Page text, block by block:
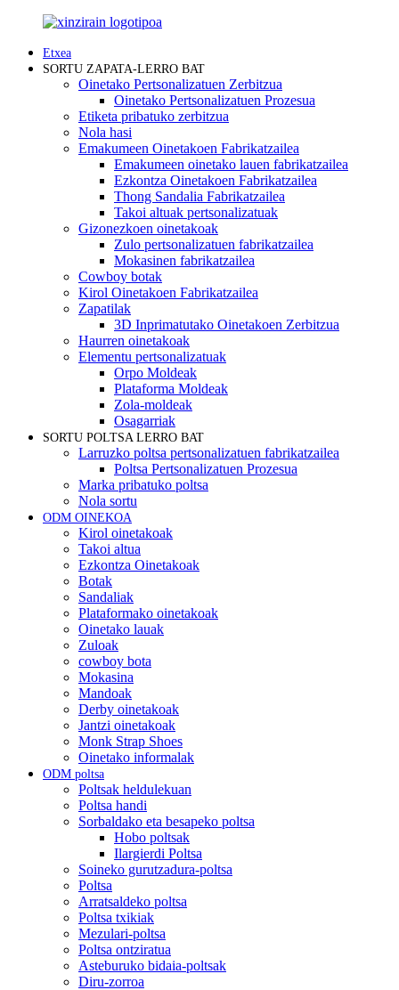
Etxea
SORTU ZAPATA-LERRO BAT
Oinetako Pertsonalizatuen Zerbitzua
Oinetako Pertsonalizatuen Prozesua
Etiketa pribatuko zerbitzua
Nola hasi
Emakumeen Oinetakoen Fabrikatzailea
Emakumeen oinetako lauen fabrikatzailea
Ezkontza Oinetakoen Fabrikatzailea
Thong Sandalia Fabrikatzailea
Takoi altuak pertsonalizatuak
Gizonezkoen oinetakoak
Zulo pertsonalizatuen fabrikatzailea
Mokasinen fabrikatzailea
Cowboy botak
Kirol Oinetakoen Fabrikatzailea
Zapatilak
3D Inprimatutako Oinetakoen Zerbitzua
Haurren oinetakoak
Elementu pertsonalizatuak
Orpo Moldeak
Plataforma Moldeak
Zola-moldeak
Osagarriak
SORTU POLTSA LERRO BAT
Larruzko poltsa pertsonalizatuen fabrikatzailea
Poltsa Pertsonalizatuen Prozesua
Marka pribatuko poltsa
Nola sortu
ODM OINEKOA
Kirol oinetakoak
Takoi altua
Ezkontza Oinetakoak
Botak
Sandaliak
Plataformako oinetakoak
Oinetako lauak
Zuloak
cowboy bota
Mokasina
Mandoak
Derby oinetakoak
Jantzi oinetakoak
Monk Strap Shoes
Oinetako informalak
ODM poltsa
Poltsak heldulekuan
Poltsa handi
Sorbaldako eta besapeko poltsa
Hobo poltsak
Ilargierdi Poltsa
Soineko gurutzadura-poltsa
Poltsa
Arratsaldeko poltsa
Poltsa txikiak
Mezulari-poltsa
Poltsa ontziratua
Asteburuko bidaia-poltsak
Diru-zorroa